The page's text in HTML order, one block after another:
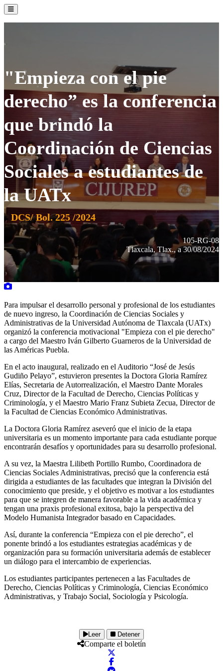
"Empieza con el pie
derecho” es la conferencia
que brindó la
Coordinación de Ciencias
Sociales a estudiantes de
la UATx
DCS/ Bol. 225 /2024
105-RG-08
Tlaxcala, Tlax., a 30/08/2024
Para impulsar el desarrollo personal y profesional de los estudiantes
de nuevo ingreso, la Coordinación de Ciencias Sociales y
Administrativas de la Universidad Autónoma de Tlaxcala (UATx)
organizó la conferencia motivacional "Empieza con el pie derecho"
a cargo del Maestro Iván Gilberto Guarneros de la Universidad de
las Américas Puebla.
En el acto inaugural, realizado en el Auditorio “José de Jesús
Gudiño Pelayo”, estuvieron presentes la Doctora Gloria Ramírez
Elías, Secretaria de Autorrealización, el Maestro Dante Morales
Cruz, Director de la Facultad de Derecho, Ciencias Políticas y
Criminología, y el Maestro Mario Franz Subieta Zecua, Director de
la Facultad de Ciencias Económico Administrativas.
La Doctora Gloria Ramírez aseveró que el inicio de la etapa
universitaria es un momento importante para cada estudiante porque
encontrarán desafíos y oportunidades para su desarrollo profesional.
A su vez, la Maestra Lilibeth Portillo Rumbo, Coordinadora de
Ciencias Sociales Administrativas, precisó que la conferencia está
dirigida a estudiantes de las facultades que integran la División del
conocimiento que preside, y el objetivo es motivar a los estudiantes
para que se integren de manera favorable a la vida académica y
tengan una praxis profesional exitosa, bajo la perspectiva del
Modelo Humanista Integrador basado en Capacidades.
Así, durante la conferencia “Empieza con el pie derecho”, el
ponente brindó a los estudiantes estrategias académicas y de
organización para su formación universitaria además de establecer
un diálogo para el intercambio de experiencias.
Los estudiantes participantes pertenecen a las Facultades de
Derecho, Ciencias Políticas y Criminología, Ciencias Económico
Administrativas, y Trabajo Social, Sociología y Psicología.
Leer Detener
Comparte el boletín